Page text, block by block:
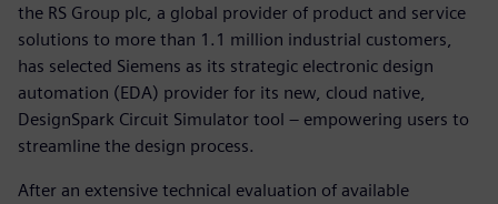
the RS Group plc, a global provider of product and service
solutions to more than 1.1 million industrial customers,
has selected Siemens as its strategic electronic design
automation (EDA) provider for its new, cloud native,
DesignSpark Circuit Simulator tool – empowering users to
streamline the design process.
After an extensive technical evaluation of available